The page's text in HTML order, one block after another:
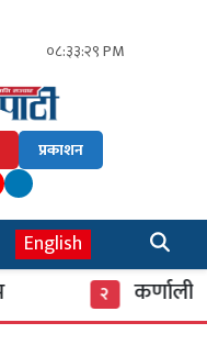
०८:३३:३० PM
प्रकाशन
English
कर्णाली